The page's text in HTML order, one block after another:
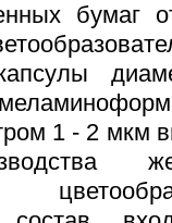
бумаг
1 - 2 мкм